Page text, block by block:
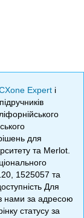
Expert і
для
та Merlot.
1525057 та
Для
з нами за адресою
статусу за